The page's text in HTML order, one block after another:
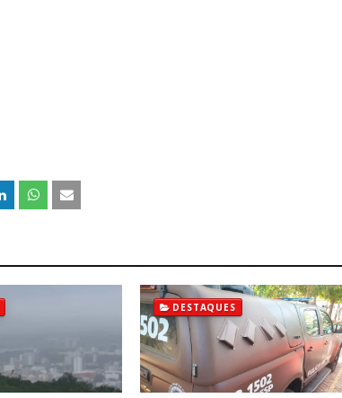
DESTAQUES